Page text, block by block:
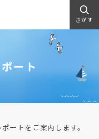
さがす
ート
ートをご案内します。